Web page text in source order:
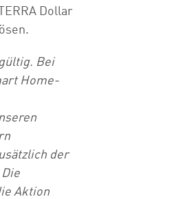
Dollar
Bei
Home-
der
Aktion